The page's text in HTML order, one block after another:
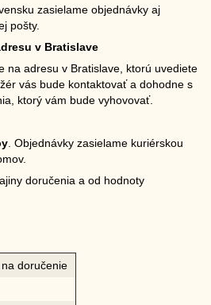
zasielame objednávky aj
pošty.
v Bratislave
na adresu v Bratislave, ktorú uvediete
vás bude kontaktovať a dohodne s
ktorý vám bude vyhovovať.
. Objednávky zasielame kuriérskou
doručenia a od hodnoty
doručenie